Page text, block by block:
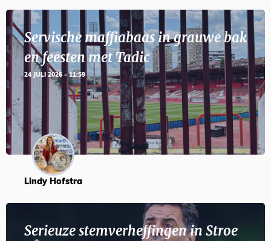
Servische maffiabaas in grauwe bak
en feesten met Tadic
24 JULI 2026 - 11:59
Lindy Hofstra
Serieuze stemverheffingen in Stroe